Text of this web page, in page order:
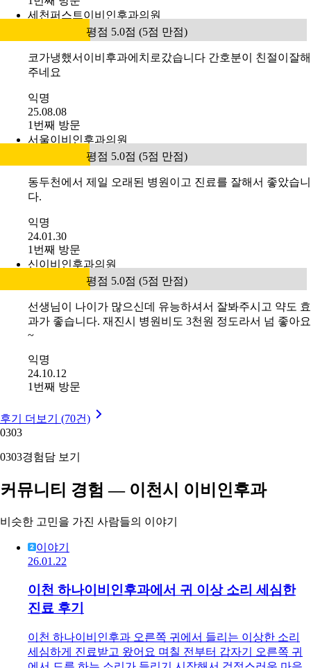
세천퍼스트이비인후과의원
평점 5.0점 (5점 만점)
코가냉했서이비후과에치로갔습니다 간호분이 친절이잘해
주네요
익명
25.08.08
1번째 방문
서울이비인후과의원
평점 5.0점 (5점 만점)
동두천에서 제일 오래된 병원이고 진료를 잘해서 좋았습니
다.
익명
24.01.30
1번째 방문
신이비인후과의원
평점 5.0점 (5점 만점)
선생님이 나이가 많으신데 유능하셔서 잘봐주시고 약도 효
과가 좋습니다. 재진시 병원비도 3천원 정도라서 넘 좋아요
~
익명
24.10.12
1번째 방문
후기 더보기 (70건)
0303
0303경험담 보기
커뮤니티 경험 — 이천시 이비인후과
비슷한 고민을 가진 사람들의 이야기
이야기
26.01.22
이천 하나이비인후과에서 귀 이상 소리 세심한
진료 후기
이천 하나이비인후과 오른쪽 귀에서 들리는 이상한 소리
세심하게 진료받고 왔어요 며칠 전부터 갑자기 오른쪽 귀